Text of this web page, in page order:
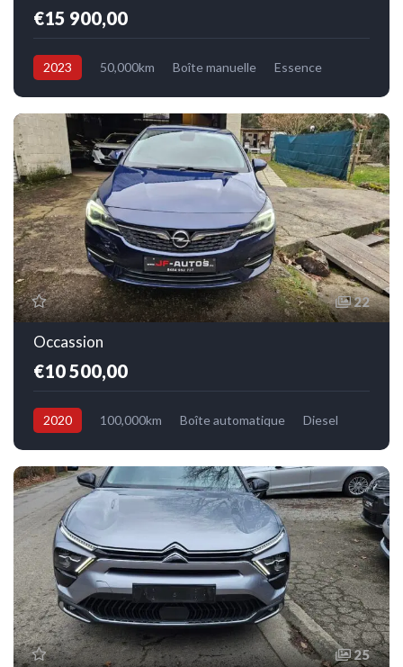
€15 900,00
2023 50,000km Boîte manuelle
Essence
22
Occassion
€10 500,00
2020 100,000km Boîte automatique
Diesel
25